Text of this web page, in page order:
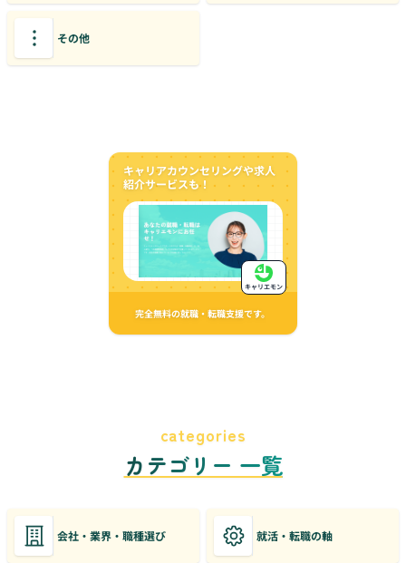
その他
キャリアカウンセリングや求人
紹介サービスも！
完全無料の就職・転職支援です。
キャリエモン
categories
カテゴリー 一覧
会社・業界・職種選び 就活・転職の軸